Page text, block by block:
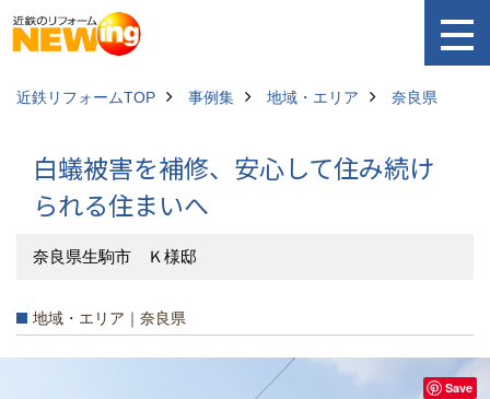
近鉄リフォームTOP 事例集 地域・エリア 奈良県
白蟻被害を補修、安心して住み続け
られる住まいへ
奈良県生駒市 Ｋ様邸
地域・エリア｜奈良県
Save